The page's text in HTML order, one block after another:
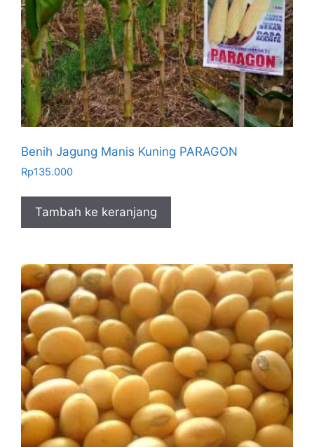
Benih Jagung Manis Kuning PARAGON
Rp135.000
Tambah ke keranjang